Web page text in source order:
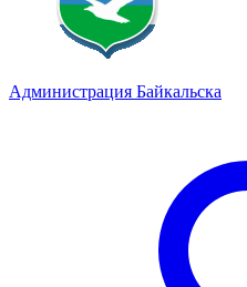
Администрация Байкальска